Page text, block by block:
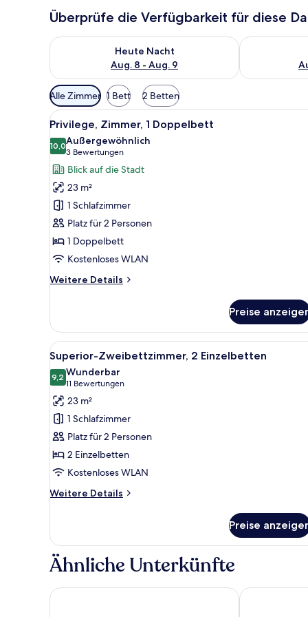
Überprüfe die Verfügbarkeit für diese
Heute Nacht
Aug. 8 - Aug. 9
Überprüfe die Verfügbarkeit für heute Nacht, Aug. 8
Überprüfe
Verfügbare
Filter
für
Zimmer
Alle Zimmer 1 Bett 2 Betten
Alle
Fotos
für
Privilege,
Zimmer,
1
Doppelbett
anzeigen
Ein Hotelzimmer mit Bett,
8
Privilege, Zimmer, 1 Doppelbett
10,010,0 von 10
Außergewöhnlich
3 Bewertungen
(3
Bewertungen)
Blick auf die Stadt
23 m²
1 Schlafzimmer
Platz für 2 Personen
1 Doppelbett
Kostenloses WLAN
Weitere Details
Weitere
Zimmer,
Doppelbett
Preise
Alle
Fotos
für
Superior-
Zweibettzimmer,
2 Einzelbetten
anzeigen
Ein Hotelzimmer mit zwei
6
Superior-Zweibettzimmer, 2 Einzelbetten
9,29,2 von 10
Wunderbar
11 Bewertungen
(11
Bewertungen)
23 m²
1 Schlafzimmer
Platz für 2 Personen
2 Einzelbetten
Kostenloses WLAN
Weitere Details
Weitere
Zweibettzimmer,
2 Einzelbetten
Preise
Ähnliche Unterkünfte
TRYP by Wyndham Lisboa Caparica MarCrowne